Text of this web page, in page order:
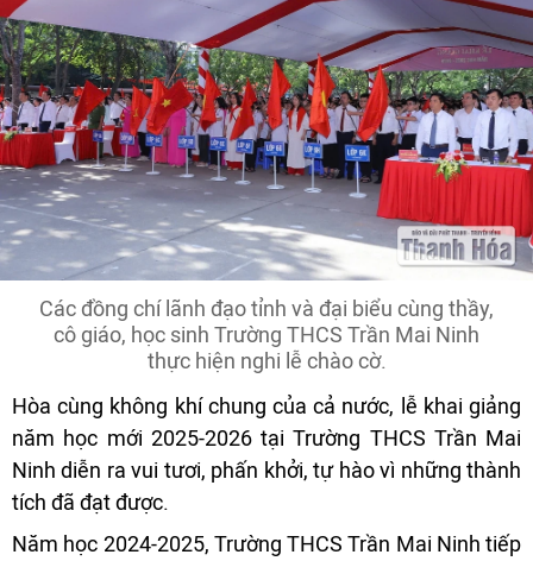
Các đồng chí lãnh đạo tỉnh và đại biểu cùng thầy,
cô giáo, học sinh Trường THCS Trần Mai Ninh
thực hiện nghi lễ chào cờ.
Hòa cùng không khí chung của cả nước, lễ khai giảng
năm học mới 2025-2026 tại Trường THCS Trần Mai
Ninh diễn ra vui tươi, phấn khởi, tự hào vì những thành
tích đã đạt được.
Năm học 2024-2025, Trường THCS Trần Mai Ninh tiếp